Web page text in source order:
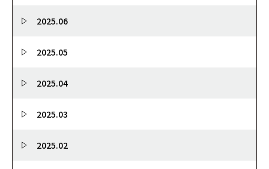
2025.06
2025.05
2025.04
2025.03
2025.02